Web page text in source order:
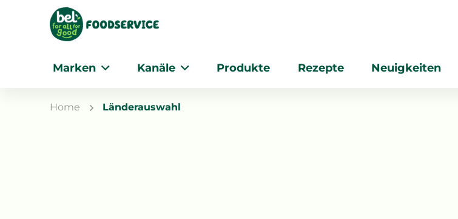
Marken Kanäle Produkte Rezepte Neuigkeiten
Home Länderauswahl